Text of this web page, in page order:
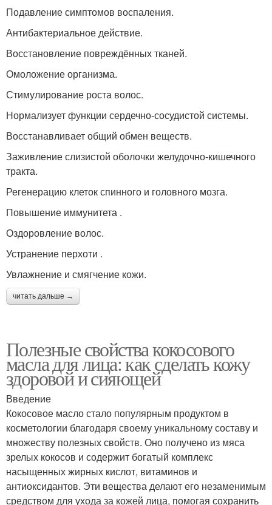
Подавление симптомов воспаления.
Антибактериальное действие.
Восстановление повреждённых тканей.
Омоложение организма.
Стимулирование роста волос.
Нормализует функции сердечно-сосудистой системы.
Восстанавливает общий обмен веществ.
Заживление слизистой оболочки желудочно-кишечного
тракта.
Регенерацию клеток спинного и головного мозга.
Повышение иммунитета .
Оздоровление волос.
Устранение перхоти .
Увлажнение и смягчение кожи.
читать дальше →
Полезные свойства кокосового
масла для лица: как сделать кожу
здоровой и сияющей
Введение
Кокосовое масло стало популярным продуктом в
косметологии благодаря своему уникальному составу и
множеству полезных свойств. Оно получено из мяса
зрелых кокосов и содержит богатый комплекс
насыщенных жирных кислот, витаминов и
антиоксидантов. Эти вещества делают его незаменимым
средством для ухода за кожей лица, помогая сохранить